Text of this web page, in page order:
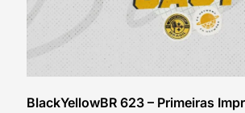
BlackYellowBR 623 – Primeiras